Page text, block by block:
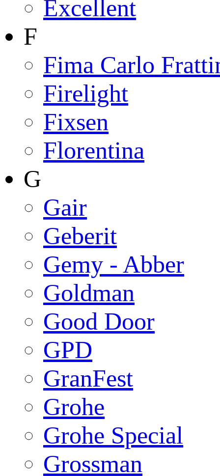
Excellent
F
Fima Carlo
Firelight
Fixsen
Florentina
G
Gair
Geberit
Gemy - Abber
Goldman
Good Door
GPD
GranFest
Grohe
Grohe Special
Grossman